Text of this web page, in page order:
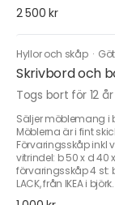
2 500 kr
Hyllor och skåp ·
Skrivbord och
Togs bort för 12
Säljer möblemang i
Möblerna är i fint
Förvaringsskåp inkl
vitrindel: b 50 x d 40
förvaringsskåp 4 st:
LACK, från IKEA i